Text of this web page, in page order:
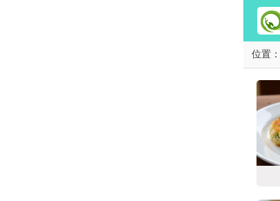
位置：